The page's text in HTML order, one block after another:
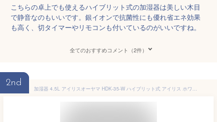
こちらの卓上でも使えるハイブリット式の加湿器は美しい木目
で静音なのもいいです。銀イオンで抗菌性にも優れ省エネ効果
も高く、切タイマーやリモコンも付いているのがいいですね。
全てのおすすめコメント（2件）
2nd
加湿器 4.5L アイリスオーヤマ HDK-35-W ハイブリット式 アイリス ホワイト 白 ハイブリッド式加湿器 木造和室6畳 プレハブ洋室10畳まで コンパクト 小型 リビング 寝室 おしゃれ